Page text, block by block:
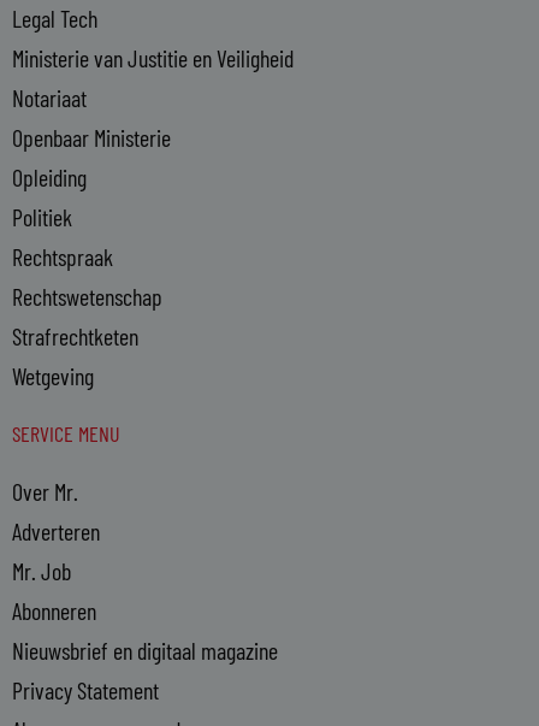
Legal Tech
Ministerie van Justitie en Veiligheid
Notariaat
Openbaar Ministerie
Opleiding
Politiek
Rechtspraak
Rechtswetenschap
Strafrechtketen
Wetgeving
SERVICE MENU
Over Mr.
Adverteren
Mr. Job
Abonneren
Nieuwsbrief en digitaal magazine
Privacy Statement